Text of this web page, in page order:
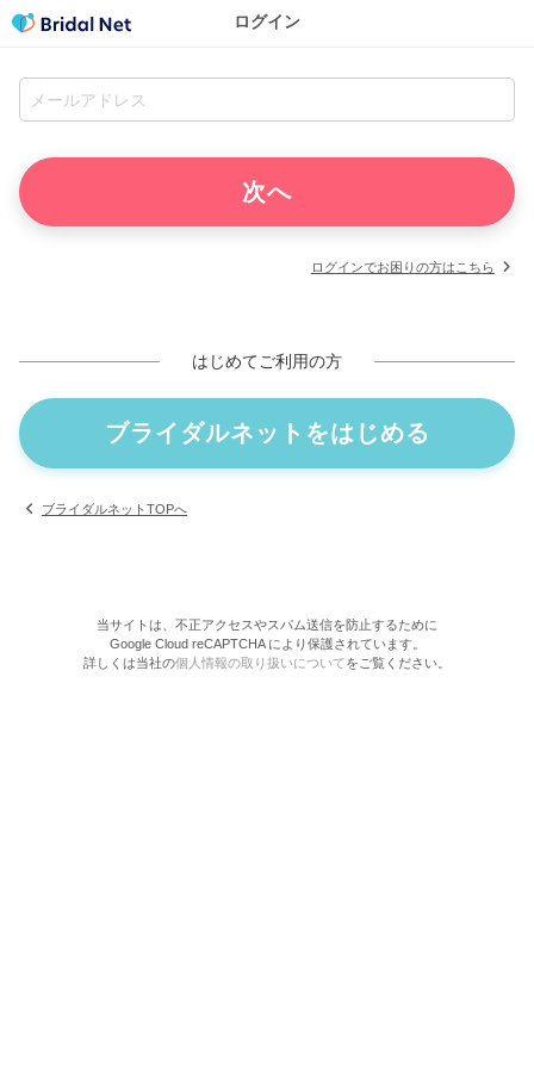
ログイン
ログインでお困りの方はこちら
はじめてご利用の方
ブライダルネットをはじめる
ブライダルネットTOPへ
当サイトは、不正アクセスやスパム送信を防止するために
Google Cloud reCAPTCHA により保護されています。
詳しくは当社の個人情報の取り扱いについてをご覧ください。